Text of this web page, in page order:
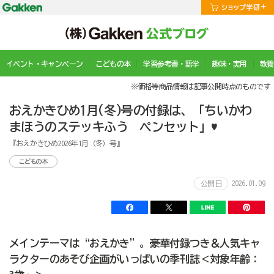
イベント・キャンペーン こどもの本 学習参考書・語学 趣味・実用 教
※価格等商品情報は記事公開時点のものです
おえかきひめ1月(冬)号の付録は、「ちいかわ
まほうのステッキふう ペンセット」♥
『おえかきひめ2026年1月（冬）号』
こどもの本
公開日 2026.01.09
メインテーマは“おえかき”。豪華付録つき＆人気キャ
ラクターのあそび企画がいっぱいの季刊誌＜対象年齢：